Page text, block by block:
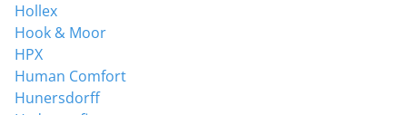
Hollex
Hook & Moor
HPX
Human Comfort
Hunersdorff